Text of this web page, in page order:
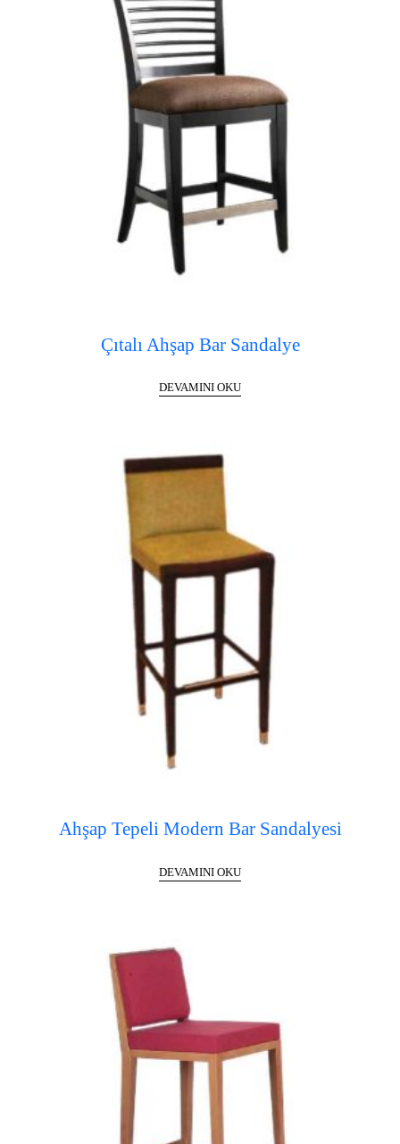
Çıtalı Ahşap Bar Sandalye
DEVAMINI OKU
Ahşap Tepeli Modern Bar Sandalyesi
DEVAMINI OKU